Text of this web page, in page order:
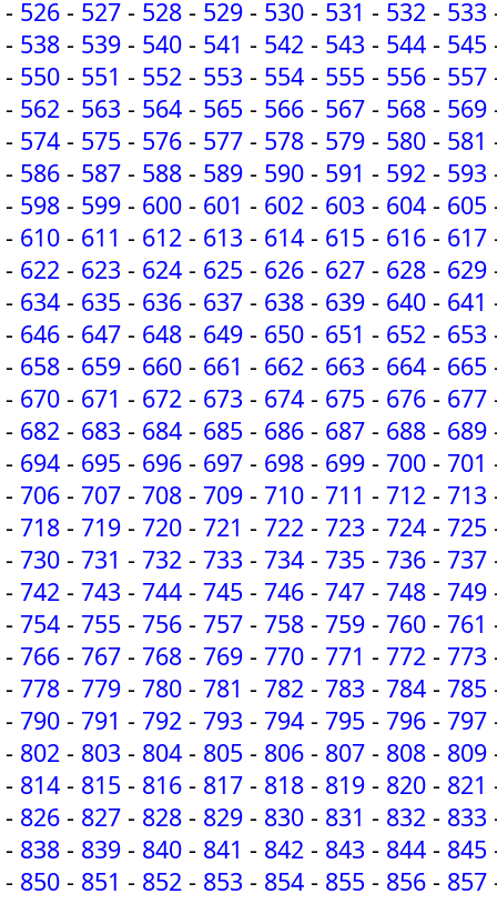
- 526 - 527 - 528 - 529 - 530 - 531 - 532 - 533
- 538 - 539 - 540 - 541 - 542 - 543 - 544 - 545
- 550 - 551 - 552 - 553 - 554 - 555 - 556 - 557
- 562 - 563 - 564 - 565 - 566 - 567 - 568 - 569
- 574 - 575 - 576 - 577 - 578 - 579 - 580 - 581
- 586 - 587 - 588 - 589 - 590 - 591 - 592 - 593
- 598 - 599 - 600 - 601 - 602 - 603 - 604 - 605
- 610 - 611 - 612 - 613 - 614 - 615 - 616 - 617
- 622 - 623 - 624 - 625 - 626 - 627 - 628 - 629
- 634 - 635 - 636 - 637 - 638 - 639 - 640 - 641
- 646 - 647 - 648 - 649 - 650 - 651 - 652 - 653
- 658 - 659 - 660 - 661 - 662 - 663 - 664 - 665
- 670 - 671 - 672 - 673 - 674 - 675 - 676 - 677
- 682 - 683 - 684 - 685 - 686 - 687 - 688 - 689
- 694 - 695 - 696 - 697 - 698 - 699 - 700 - 701
- 706 - 707 - 708 - 709 - 710 - 711 - 712 - 713
- 718 - 719 - 720 - 721 - 722 - 723 - 724 - 725
- 730 - 731 - 732 - 733 - 734 - 735 - 736 - 737
- 742 - 743 - 744 - 745 - 746 - 747 - 748 - 749
- 754 - 755 - 756 - 757 - 758 - 759 - 760 - 761
- 766 - 767 - 768 - 769 - 770 - 771 - 772 - 773
- 778 - 779 - 780 - 781 - 782 - 783 - 784 - 785
- 790 - 791 - 792 - 793 - 794 - 795 - 796 - 797
- 802 - 803 - 804 - 805 - 806 - 807 - 808 - 809
- 814 - 815 - 816 - 817 - 818 - 819 - 820 - 821
- 826 - 827 - 828 - 829 - 830 - 831 - 832 - 833
- 838 - 839 - 840 - 841 - 842 - 843 - 844 - 845
- 850 - 851 - 852 - 853 - 854 - 855 - 856 - 857